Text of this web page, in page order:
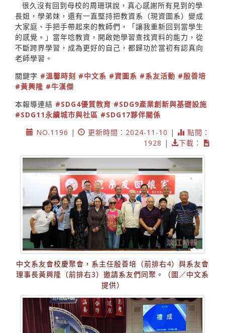
很久沒有回到母校的周珊琪說，真心感謝所有見到的學
長姐，學弟妹，還有一直堅持把教資系（現資圖系）變成
大家庭、手把手帶起來的教師們，「讓我重新回到當學生
的感覺。」當年唸教資，開啟她學習查找資料的能力，從
不斷跨界學習，成為更好的自己，都歸功於當初有認真向
老師學習。
關鍵字 #溫馨時刻 #中文系 #資圖系 #系友活動 #殷善培
#黃興隆 #牛漢傑
本報導連結 #SDG4優質教育 #SDG9產業創新與基礎設施
#SDG11永續城市與社區 #SDG17夥伴關係
NO.1196 |
更新時間：2024-11-10 |
點閱：
1928 |
下載：
中文系友會校慶聚會，系主任殷善培（前排右4）與系友會
理事長黃興隆（前排右3）邀請系友們同聚。（圖／中文系
提供）